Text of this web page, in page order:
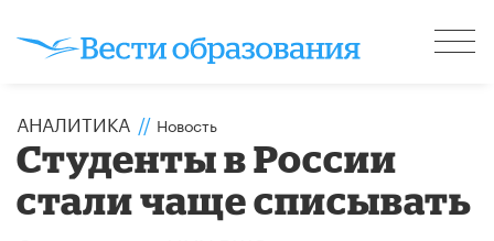
АНАЛИТИКА // Новость
Студенты в России
стали чаще списывать